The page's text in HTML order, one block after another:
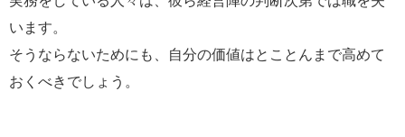
います。
そうならないためにも、自分の価値はとことんまで高めて
おくべきでしょう。